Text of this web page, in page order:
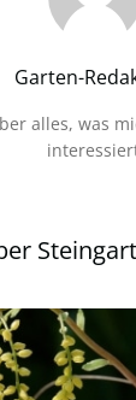
Garten-
alles, was